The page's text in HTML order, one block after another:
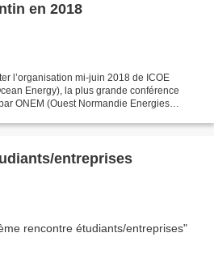
en 2018
l’organisation mi-juin 2018 de ICOE
Energy), la plus grande conférence
ONEM (Ouest Normandie Energies
entreprises